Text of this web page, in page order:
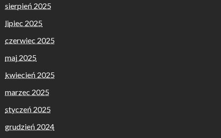
sierpień 2025
lipiec 2025
czerwiec 2025
maj 2025
kwiecień 2025
marzec 2025
styczeń 2025
grudzień 2024